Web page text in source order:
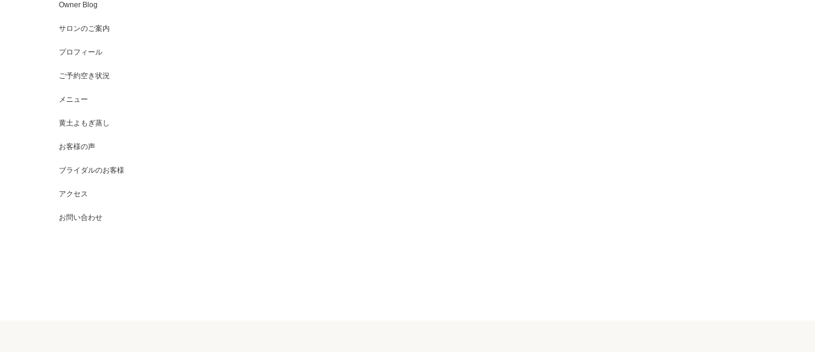
Owner Blog
サロンのご案内
プロフィール
ご予約空き状況
メニュー
黄土よもぎ蒸し
お客様の声
ブライダルのお客様
アクセス
お問い合わせ